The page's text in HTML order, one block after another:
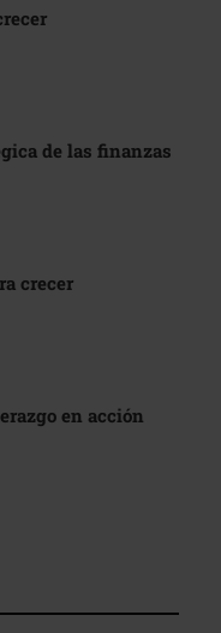
de las finanzas
crecer
en acción